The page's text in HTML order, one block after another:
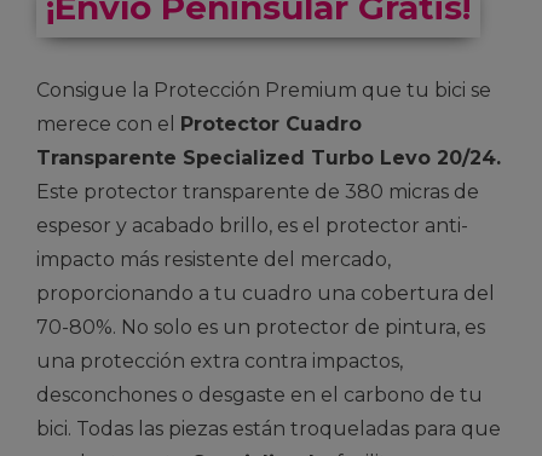
Consigue la Protección Premium que tu bici se
merece con el
Protector Cuadro
Transparente Specialized Turbo Levo 20/24.
Este protector transparente de 380 micras de
espesor y acabado brillo, es el protector anti-
impacto más resistente del mercado,
proporcionando a tu cuadro una cobertura del
70-80%. No solo es un protector de pintura, es
una protección extra contra impactos,
desconchones o desgaste en el carbono de tu
bici. Todas las piezas están troqueladas para que